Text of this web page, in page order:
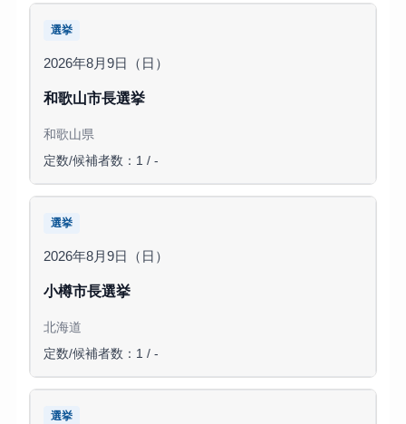
選挙
2026年8月9日（日）
和歌山市長選挙
和歌山県
定数/候補者数：1 / -
選挙
2026年8月9日（日）
小樽市長選挙
北海道
定数/候補者数：1 / -
選挙